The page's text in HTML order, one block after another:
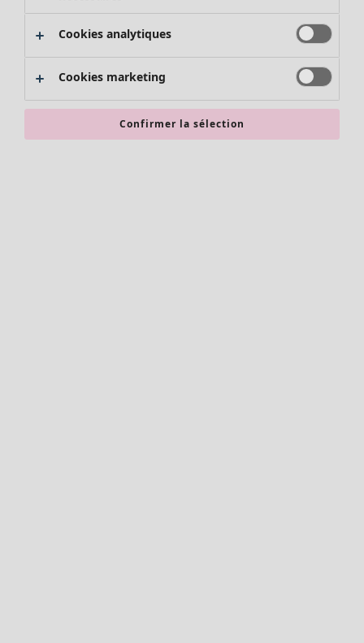
Promos SOLDES
Les promos de Gudrun Sjödén
Nouvel arrivage
Bonnes affaires en soldes - jusqu'à -70
Cookies analytiques
Cookies marketing
Confirmer la sélection